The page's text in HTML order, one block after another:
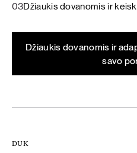
03Džiaukis dovanomis ir
Džiaukis dovanomis ir
savo
DUK